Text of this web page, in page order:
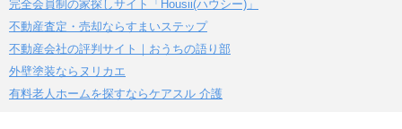
完全会員制の家探しサイト「Housii(ハウシー)」
不動産査定・売却ならすまいステップ
不動産会社の評判サイト｜おうちの語り部
外壁塗装ならヌリカエ
有料老人ホームを探すならケアスル 介護